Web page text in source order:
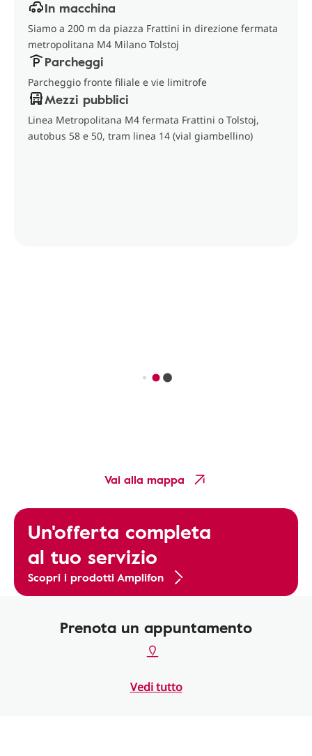
In macchina
Siamo a 200 m da piazza Frattini in direzione fermata
metropolitana M4 Milano Tolstoj
Parcheggi
Parcheggio fronte filiale e vie limitrofe
Mezzi pubblici
Linea Metropolitana M4 fermata Frattini o Tolstoj,
autobus 58 e 50, tram linea 14 (vial giambellino)
Vai alla mappa
Un'offerta completa
al tuo servizio
Scopri i prodotti Amplifon
Prenota un appuntamento
Vedi tutto